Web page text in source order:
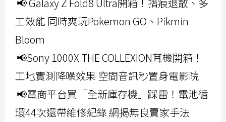
工效能 同時爽玩Pokemon GO、Pikmin
Bloom
📢Sony 1000X THE COLLEXION耳機開箱！
工地實測降噪效果 空間音訊秒置身電影院
📢電商平台買「全新庫存機」踩雷！電池循
環44次還帶維修紀錄 網揭無良賣家手法